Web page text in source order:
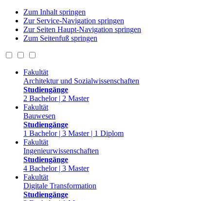
Zum Inhalt springen
Zur Service-Navigation springen
Zur Seiten Haupt-Navigation springen
Zum Seitenfuß springen
Fakultät
Architektur und Sozialwissenschaften
Studiengänge
2 Bachelor | 2 Master
Fakultät
Bauwesen
Studiengänge
1 Bachelor | 3 Master | 1 Diplom
Fakultät
Ingenieurwissenschaften
Studiengänge
4 Bachelor | 3 Master
Fakultät
Digitale Transformation
Studiengänge